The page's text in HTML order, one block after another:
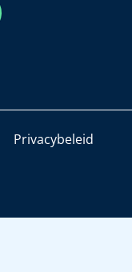
Privacybeleid